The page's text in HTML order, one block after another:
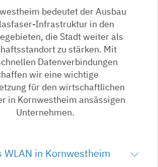
bedeutet der Ausbau
Infrastruktur in den
die Stadt weiter als
zu stärken. Mit
Datenverbindungen
wir eine wichtige
für den wirtschaftlichen
in Kornwestheim ansässigen
Unternehmen.
WLAN in Kornwestheim